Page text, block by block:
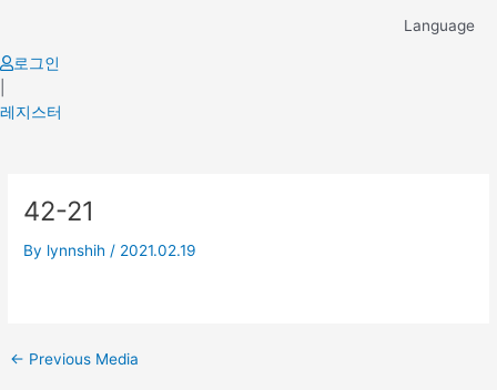
content
Language
로그인
레지스터
42-21
By lynnshih / 2021.02.19
navigation
← Previous Media